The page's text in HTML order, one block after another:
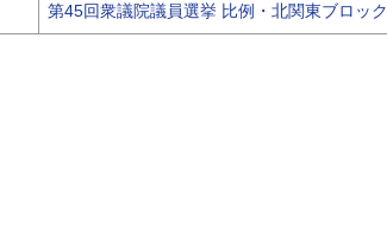
第45回衆議院議員選挙 比例・北関東ブロック